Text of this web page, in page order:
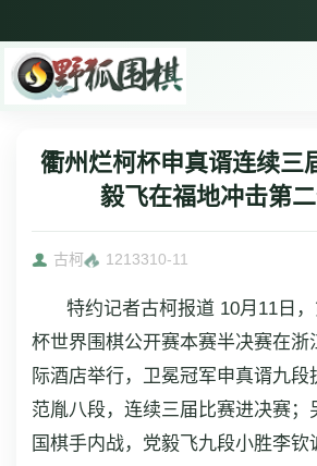
衢州烂柯杯申真谞连续三
毅飞在福地冲击第
古柯 1213310-11
特约记者古柯报道 10月11日
杯世界围棋公开赛本赛半决赛在浙
际酒店举行，卫冕冠军申真谞九段
范胤八段，连续三届比赛进决赛；
国棋手内战，党毅飞九段小胜李钦